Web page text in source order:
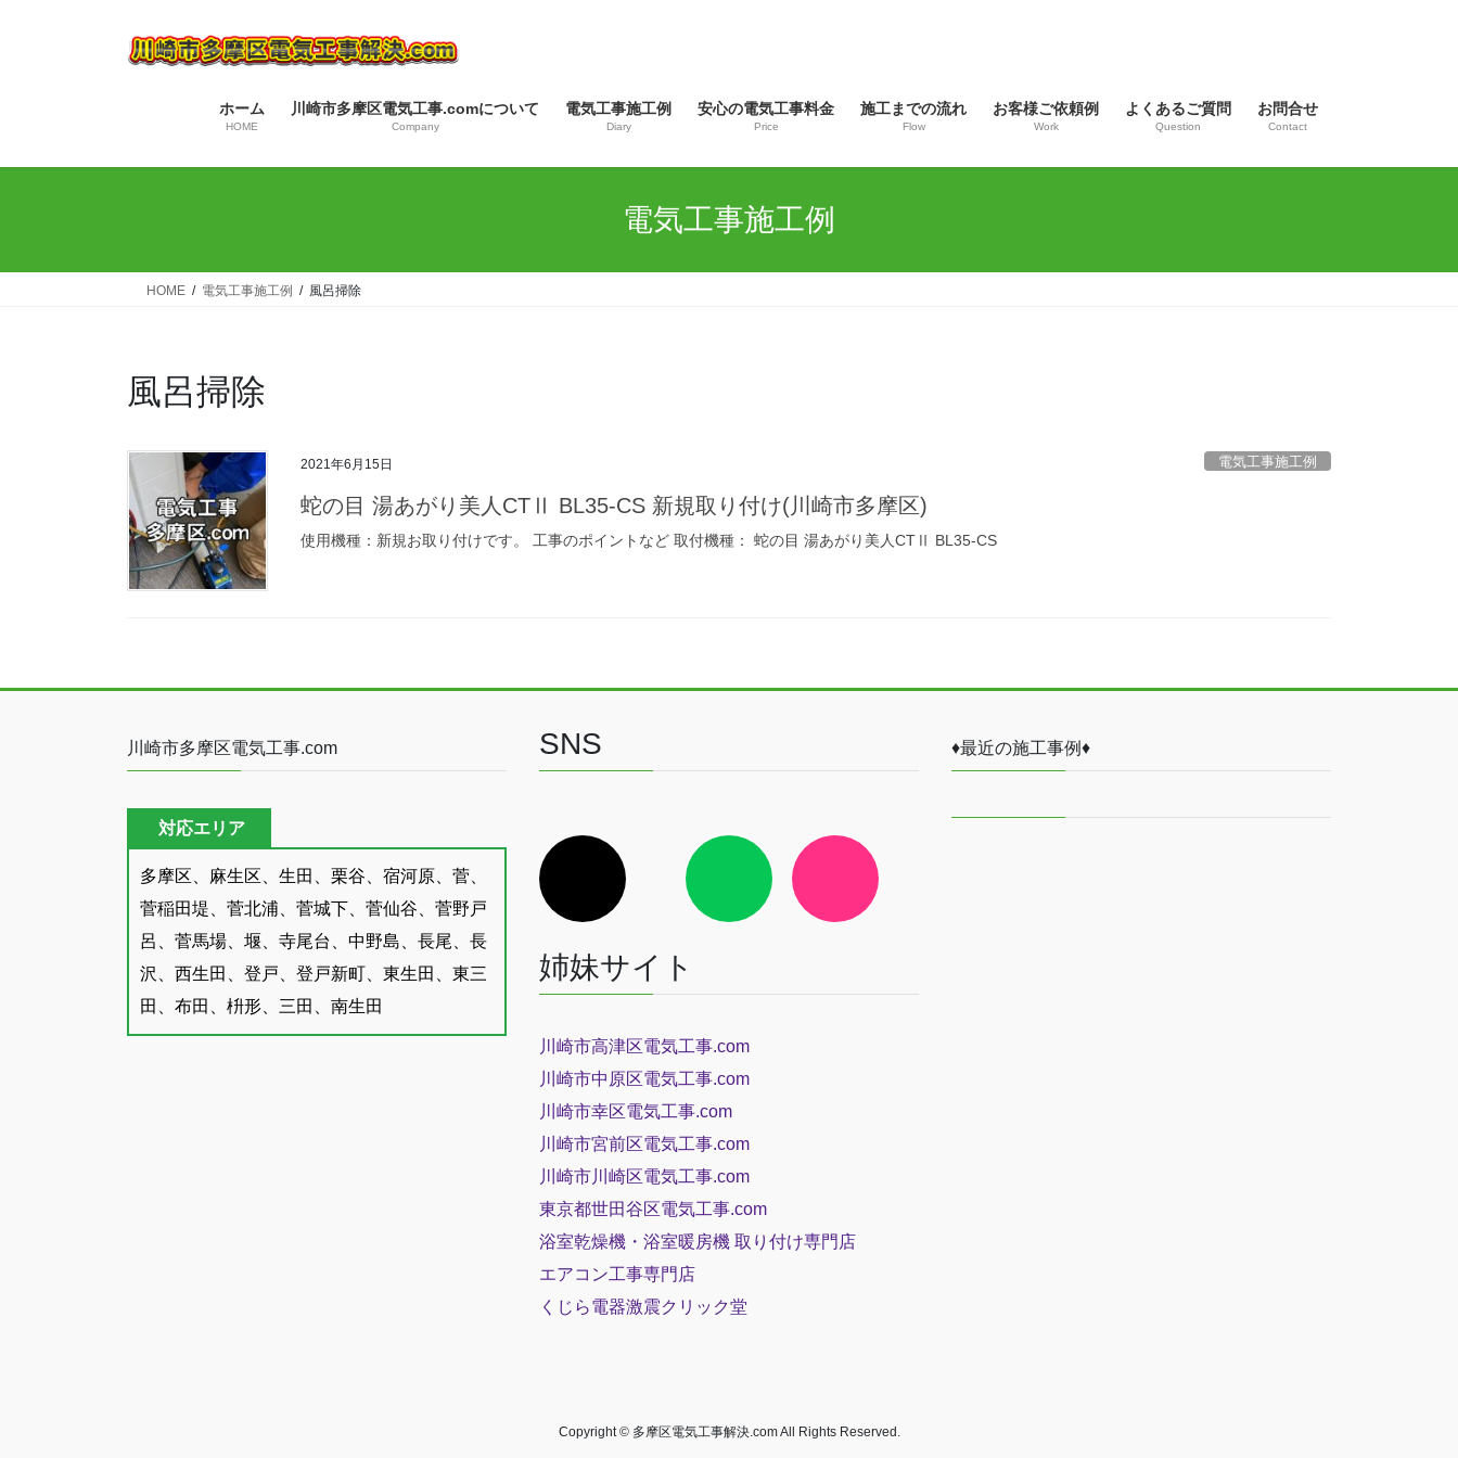
ス
ン
ホーム
HOME
川崎市多摩区電気工事.comについて
Company
電気工事施工例
Diary
安心の電気工事料金
Price
施工までの流れ
Flow
お客様ご依頼例
Work
よくあるご質問
Question
お問合せ
Contact
電気工事施工例
HOME 電気工事施工例 風呂掃除
風呂掃除
2021年6月15日 電気工事施工例
蛇の目 湯あがり美人CTⅡ BL35-CS 新規取り付け(川崎市多摩区)
使用機種：新規お取り付けです。 工事のポイントなど 取付機種： 蛇の目 湯あがり美人CTⅡ BL35-CS
川崎市多摩区電気工事.com
対応エリア
多摩区、麻生区、生田、栗谷、宿河原、菅、
菅稲田堤、菅北浦、菅城下、菅仙谷、菅野戸
呂、菅馬場、堰、寺尾台、中野島、長尾、長
沢、西生田、登戸、登戸新町、東生田、東三
田、布田、枡形、三田、南生田
SNS
ア
イ
コ
ン
リ
ア
イ
コ
ン
リ
ア
イ
コ
ン
リ
姉妹サイト
川崎市高津区電気工事.com
川崎市中原区電気工事.com
川崎市幸区電気工事.com
川崎市宮前区電気工事.com
川崎市川崎区電気工事.com
東京都世田谷区電気工事.com
浴室乾燥機・浴室暖房機 取り付け専門店
エアコン工事専門店
くじら電器激震クリック堂
♦最近の施工事例♦
Copyright © 多摩区電気工事解決.com All Rights Reserved.